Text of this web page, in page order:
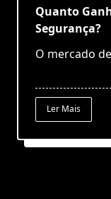
Quanto
Segurança?
O mercado
Ler Mais